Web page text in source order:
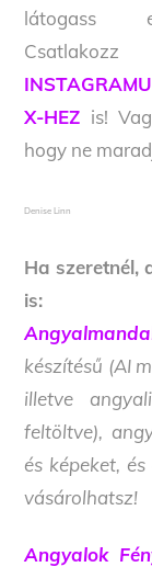
látogass
X-HEZ is!
hogy ne
Denise Linn
Ha szeretnél,
is:
készítésű (AI
illetve
feltöltve),
és képeket,
vásárolhatsz!
Angyalok